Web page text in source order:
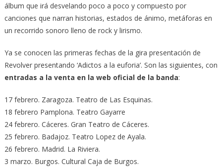
álbum que irá desvelando poco a poco y compuesto por
canciones que narran historias, estados de ánimo, metáforas en
un recorrido sonoro lleno de rock y lirismo.
Ya se conocen las primeras fechas de la gira presentación de
Revolver presentando ‘Adictos a la euforia’. Son las siguientes, con
entradas a la venta en la web oficial de la banda:
17 febrero. Zaragoza. Teatro de Las Esquinas.
18 febrero Pamplona. Teatro Gayarre
24 febrero. Cáceres. Gran Teatro de Cáceres.
25 febrero. Badajoz. Teatro Lopez de Ayala.
26 febrero. Madrid. La Riviera.
3 marzo. Burgos. Cultural Caja de Burgos.